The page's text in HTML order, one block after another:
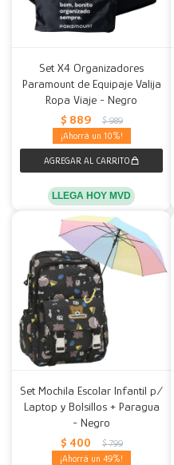
Set X4 Organizadores
Paramount de Equipaje Valija
Ropa Viaje - Negro
$ 889 $ 989
10
LLEGA HOY MVD
Set Mochila Escolar Infantil p/
Laptop y Bolsillos + Paragua
- Negro
$ 400 $ 799
49